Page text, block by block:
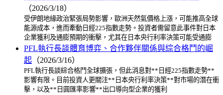
（2026/3/18）
受伊朗地緣政治緊張局勢影響，歐洲天然氣價格上漲，可能推高全球
能源成本，進而牽動日經225指數走勢。投資者需留意此事件對日本
企業獲利及通膨預期的衝擊，尤其在日本央行利率決策可能受通膨
PFL執行長談體育博弈、合作夥伴關係與綜合格鬥的崛
起 （2026/3/16）
PFL執行長談綜合格鬥全球擴張，但此消息對**日經225指數走勢**
影響有限。目前投資人更關注**日本央行利率決策**對市場的潛在衝
擊，以及**日圓匯率影響**出口導向型企業的獲利